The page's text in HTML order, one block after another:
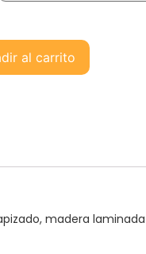
al carrito
madera